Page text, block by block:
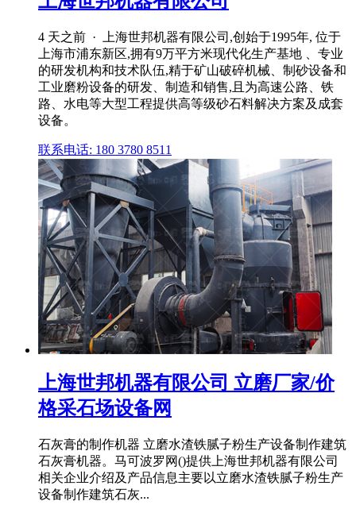
4 天之前 · 上海世邦机器有限公司,创始于1995年, 位于
上海市浦东新区,拥有9万平方米现代化生产基地 、专业
的研发机构和技术队伍,精于矿山破碎机械、制砂设备和
工业磨粉设备的研发、制造和销售,且为高速公路、铁
路、水电等大型工程提供高等级砂石料解决方案及成套
设备。
联系电话: 180 3780 8511
上海世邦机器有限公司 立磨厂家/价
格采石场设备网
石灰膏的制作机器 立磨水渣铁腻子粉生产设备制作建筑
石灰膏机器。马可波罗网()提供上海世邦机器有限公司
相关企业介绍及产品信息主要以立磨水渣铁腻子粉生产
设备制作建筑石灰...